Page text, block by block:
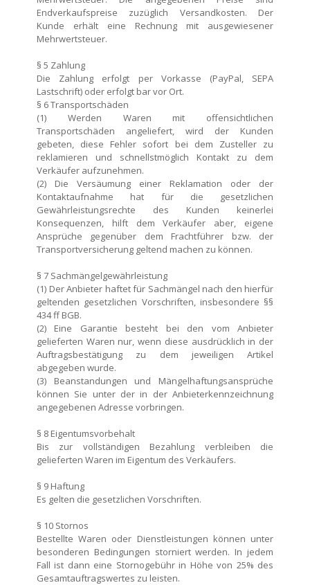
Endverkaufspreise zuzüglich Versandkosten. Der
Kunde erhält eine Rechnung mit ausgewiesener
Mehrwertsteuer.
§ 5 Zahlung
Die Zahlung erfolgt per Vorkasse (PayPal, SEPA
Lastschrift) oder erfolgt bar vor Ort.
§ 6 Transportschäden
(1) Werden Waren mit offensichtlichen
Transportschäden angeliefert, wird der Kunden
gebeten, diese Fehler sofort bei dem Zusteller zu
reklamieren und schnellstmöglich Kontakt zu dem
Verkäufer aufzunehmen.
(2) Die Versäumung einer Reklamation oder der
Kontaktaufnahme hat für die gesetzlichen
Gewährleistungsrechte des Kunden keinerlei
Konsequenzen, hilft dem Verkäufer aber, eigene
Ansprüche gegenüber dem Frachtführer bzw. der
Transportversicherung geltend machen zu können.
§ 7 Sachmängelgewährleistung
(1) Der Anbieter haftet für Sachmängel nach den hierfür
geltenden gesetzlichen Vorschriften, insbesondere §§
434 ff BGB.
(2) Eine Garantie besteht bei den vom Anbieter
gelieferten Waren nur, wenn diese ausdrücklich in der
Auftragsbestätigung zu dem jeweiligen Artikel
abgegeben wurde.
(3) Beanstandungen und Mängelhaftungsansprüche
können Sie unter der in der Anbieterkennzeichnung
angegebenen Adresse vorbringen.
§ 8 Eigentumsvorbehalt
Bis zur vollständigen Bezahlung verbleiben die
gelieferten Waren im Eigentum des Verkäufers.
§ 9 Haftung
Es gelten die gesetzlichen Vorschriften.
§ 10 Stornos
Bestellte Waren oder Dienstleistungen können unter
besonderen Bedingungen storniert werden. In jedem
Fall ist dann eine Stornogebühr in Höhe von 25% des
Gesamtauftragswertes zu leisten.